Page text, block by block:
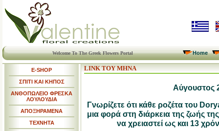
Welcome To The Greek Flowers Portal Home
E-SHOP
ΣΠΙΤΙ ΚΑΙ ΚΗΠΟΣ
ΑΝΘΟΠΩΛΕΙΟ ΦΡΕΣΚΑ
ΛΟΥΛΟΥΔΙΑ
ΑΠΟΞΗΡΑΜΕΝΑ
ΤΕΧΝΗΤΑ
LINK ΤΟΥ ΜΗΝΑ
Αύγουστος
Γνωρίζετε ότι κάθε ροζέτα του
μια φορά στη διάρκεια της ζωής
να χρειαστεί ως και 13